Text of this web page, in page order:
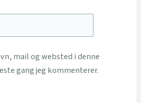
mail og websted i denne
gang jeg kommenterer.